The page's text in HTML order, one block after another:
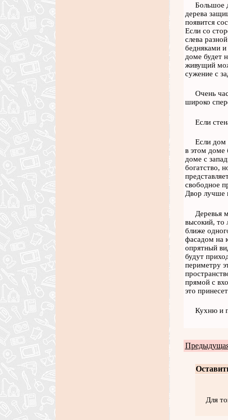
Большое
дерева
появится
Если со
слева
бедняками
доме будет
живущий
сужение с
Очень
широко
Если
Если дом
в этом доме
доме с
богатство,
свободное
Двор лучше
Деревья
высокий, то
ближе
фасадом на
опрятный
будут
периметру
прямой с
это
Кухню и
Для